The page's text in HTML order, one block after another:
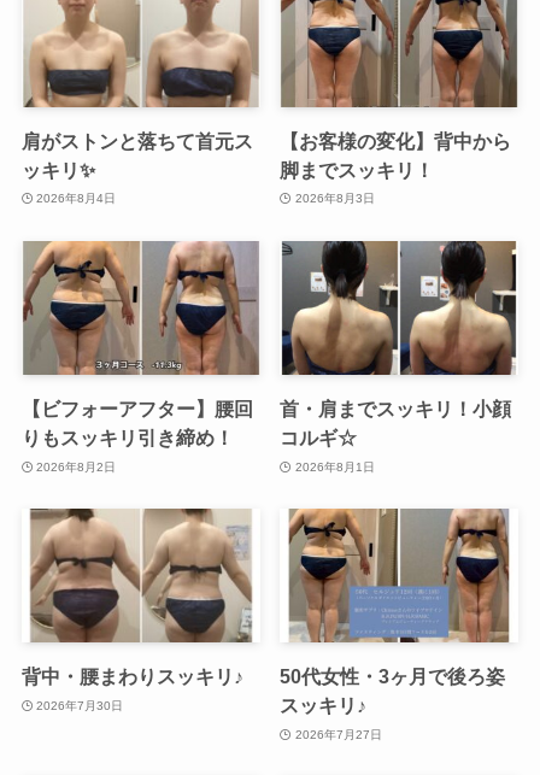
肩がストンと落ちて首元ス
ッキリ✨
2026年8月4日
【お客様の変化】背中から
脚までスッキリ！
2026年8月3日
【ビフォーアフター】腰回
りもスッキリ引き締め！
2026年8月2日
首・肩までスッキリ！小顔
コルギ☆
2026年8月1日
背中・腰まわりスッキリ♪
2026年7月30日
50代女性・3ヶ月で後ろ姿
スッキリ♪
2026年7月27日